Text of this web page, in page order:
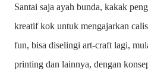
Santai saja ayah bunda, kakak
kreatif kok untuk mengajarkan
fun, bisa diselingi art-craft lagi,
printing dan lainnya, dengan